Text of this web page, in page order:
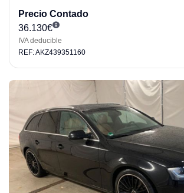
Precio Contado
36.130€
IVA deducible
REF: AKZ439351160